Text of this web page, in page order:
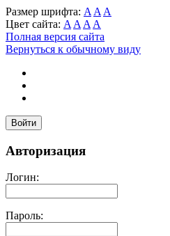
Размер шрифта: A A A
Цвет сайта: A A A A
Полная версия сайта
Вернуться к обычному виду
Войти
Авторизация
Логин:
Пароль: